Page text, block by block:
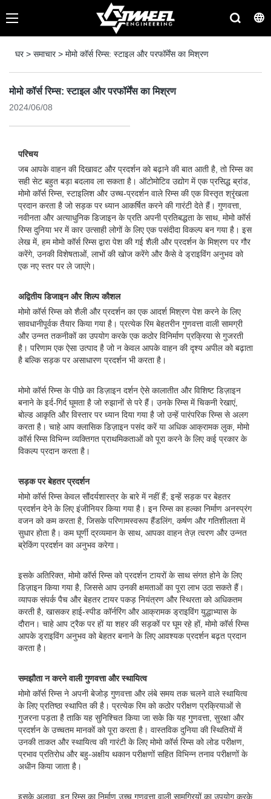
घर> समाचार> मोमो कॉर्स रिम्स: स्टाइल और परफॉर्मेंस का मिश्रण
मोमो कॉर्स रिम्स: स्टाइल और परफॉर्मेंस का मिश्रण
2024/06/08
परिचय
जब आपके वाहन की दिखावट और प्रदर्शन को बढ़ाने की बात आती है, तो रिम्स का
सही सेट बहुत बड़ा बदलाव ला सकता है। ऑटोमोटिव उद्योग में एक प्रसिद्ध ब्रांड,
मोमो कॉर्स रिम्स, स्टाइलिश और उच्च-प्रदर्शन वाले रिम्स की एक विस्तृत श्रृंखला
प्रदान करता है जो सड़क पर ध्यान आकर्षित करने की गारंटी देते हैं। गुणवत्ता,
नवीनता और अत्याधुनिक डिजाइन के प्रति अपनी प्रतिबद्धता के साथ, मोमो कॉर्स
रिम्स दुनिया भर में कार उत्साही लोगों के लिए एक पसंदीदा विकल्प बन गया है। इस
लेख में, हम मोमो कॉर्स रिम्स द्वारा पेश की गई शैली और प्रदर्शन के मिश्रण पर गौर
करेंगे, उनकी विशेषताओं, लाभों की खोज करेंगे और कैसे वे ड्राइविंग अनुभव को
एक नए स्तर पर ले जाएंगे।
अद्वितीय डिजाइन और शिल्प कौशल
मोमो कॉर्स रिम्स को शैली और प्रदर्शन का एक आदर्श मिश्रण पेश करने के लिए
सावधानीपूर्वक तैयार किया गया है। प्रत्येक रिम बेहतरीन गुणवत्ता वाली सामग्री
और उन्नत तकनीकों का उपयोग करके एक कठोर विनिर्माण प्रक्रिया से गुजरती
है। परिणाम एक ऐसा उत्पाद है जो न केवल आपके वाहन की दृश्य अपील को बढ़ाता
है बल्कि सड़क पर असाधारण प्रदर्शन भी करता है।
मोमो कॉर्स रिम्स के पीछे का डिज़ाइन दर्शन ऐसे कालातीत और विशिष्ट डिज़ाइन
बनाने के इर्द-गिर्द घूमता है जो रुझानों से परे हैं। उनके रिम्स में चिकनी रेखाएं,
बोल्ड आकृति और विस्तार पर ध्यान दिया गया है जो उन्हें पारंपरिक रिम्स से अलग
करता है। चाहे आप क्लासिक डिज़ाइन पसंद करें या अधिक आक्रामक लुक, मोमो
कॉर्स रिम्स विभिन्न व्यक्तिगत प्राथमिकताओं को पूरा करने के लिए कई प्रकार के
विकल्प प्रदान करता है।
सड़क पर बेहतर प्रदर्शन
मोमो कॉर्स रिम्स केवल सौंदर्यशास्त्र के बारे में नहीं हैं; इन्हें सड़क पर बेहतर
प्रदर्शन देने के लिए इंजीनियर किया गया है। इन रिम्स का हल्का निर्माण अनस्प्रंग
वजन को कम करता है, जिसके परिणामस्वरूप हैंडलिंग, कर्षण और गतिशीलता में
सुधार होता है। कम घूर्णी द्रव्यमान के साथ, आपका वाहन तेज़ त्वरण और उन्नत
ब्रेकिंग प्रदर्शन का अनुभव करेगा।
इसके अतिरिक्त, मोमो कॉर्स रिम्स को प्रदर्शन टायरों के साथ संगत होने के लिए
डिज़ाइन किया गया है, जिससे आप उनकी क्षमताओं का पूरा लाभ उठा सकते हैं।
व्यापक संपर्क पैच और बेहतर टायर पकड़ नियंत्रण और स्थिरता को अधिकतम
करती है, खासकर हाई-स्पीड कॉर्नरिंग और आक्रामक ड्राइविंग युद्धाभ्यास के
दौरान। चाहे आप ट्रैक पर हों या शहर की सड़कों पर घूम रहे हों, मोमो कॉर्स रिम्स
आपके ड्राइविंग अनुभव को बेहतर बनाने के लिए आवश्यक प्रदर्शन बढ़त प्रदान
करता है।
समझौता न करने वाली गुणवत्ता और स्थायित्व
मोमो कॉर्स रिम्स ने अपनी बेजोड़ गुणवत्ता और लंबे समय तक चलने वाले स्थायित्व
के लिए प्रतिष्ठा स्थापित की है। प्रत्येक रिम को कठोर परीक्षण प्रक्रियाओं से
गुजरना पड़ता है ताकि यह सुनिश्चित किया जा सके कि यह गुणवत्ता, सुरक्षा और
प्रदर्शन के उच्चतम मानकों को पूरा करता है। वास्तविक दुनिया की स्थितियों में
उनकी ताकत और स्थायित्व की गारंटी के लिए मोमो कॉर्स रिम्स को लोड परीक्षण,
प्रभाव प्रतिरोध और बहु-अक्षीय थकान परीक्षणों सहित विभिन्न तनाव परीक्षणों के
अधीन किया जाता है।
इसके अलावा, इन रिम्स का निर्माण उच्च गुणवत्ता वाली सामग्रियों का उपयोग करके